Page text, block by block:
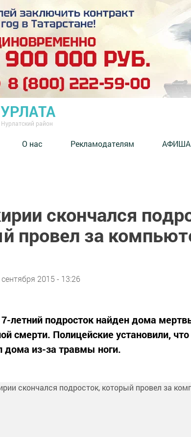
район
О нас Рекламодателям АФИША
скончался
провел за
сентября 2015 - 13:26
летний подросток найден дома
смерти. Полицейские установили,
дома из-за травмы ноги.